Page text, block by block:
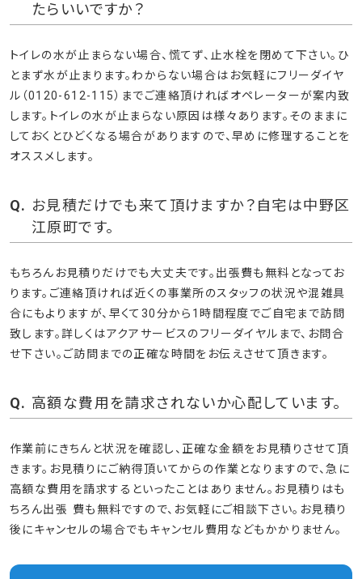
たらいいですか？
トイレの水が止まらない場合、慌てず、止水栓を閉めて下さい。ひ
とまず水が止まります。わからない場合はお気軽にフリーダイヤ
ル（0120-612-115）までご連絡頂ければオペレーターが案内致
します。トイレの水が止まらない原因は様々あります。そのままに
しておくとひどくなる場合がありますので、早めに修理することを
オススメします。
お見積だけでも来て頂けますか？自宅は中野区
江原町です。
もちろんお見積りだけでも大丈夫です。出張費も無料となってお
ります。ご連絡頂ければ近くの事業所のスタッフの状況や混雑具
合にもよりますが、早くて30分から1時間程度でご自宅まで訪問
致します。詳しくはアクアサービスのフリーダイヤルまで、お問合
せ下さい。ご訪問までの正確な時間をお伝えさせて頂きます。
高額な費用を請求されないか心配しています。
作業前にきちんと状況を確認し、正確な金額をお見積りさせて頂
きます。お見積りにご納得頂いてからの作業となりますので、急に
高額な費用を請求するといったことはありません。お見積りはも
ちろん出張 費も無料ですので、お気軽にご相談下さい。お見積り
後にキャンセルの場合でもキャンセル費用などもかかりません。